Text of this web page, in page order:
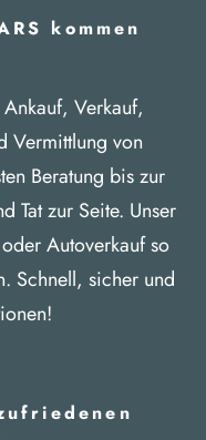
kommen
Verkauf,
Vermittlung von
Beratung bis zur
Tat zur Seite. Unser
Autoverkauf so
Schnell, sicher und